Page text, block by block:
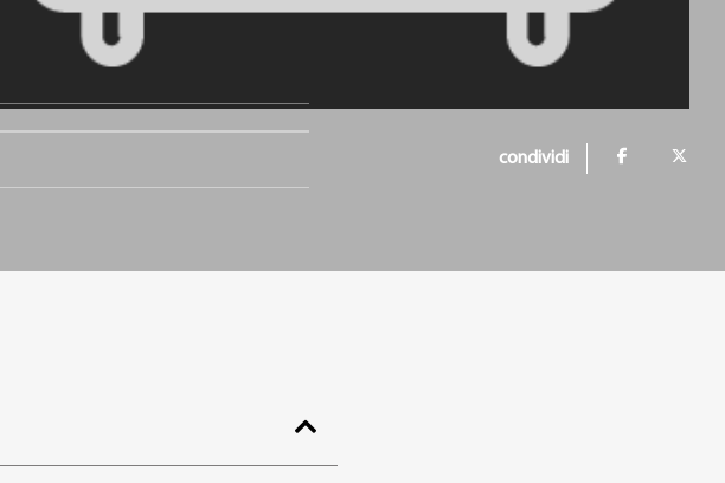
condividi